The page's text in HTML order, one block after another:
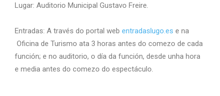
Lugar: Auditorio Municipal Gustavo Freire.
Entradas: A través do portal web entradaslugo.es e na
Oficina de Turismo ata 3 horas antes do comezo de cada
función; e no auditorio, o día da función, desde unha hora
e media antes do comezo do espectáculo.